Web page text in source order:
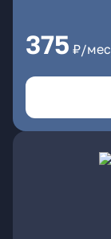
375 ₽/мес